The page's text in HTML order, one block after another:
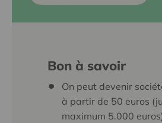
Bon à savoir
On peut devenir
à partir de 50 euros
maximum 5.000